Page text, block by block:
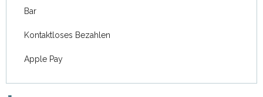
Bar
Kontaktloses Bezahlen
Apple Pay